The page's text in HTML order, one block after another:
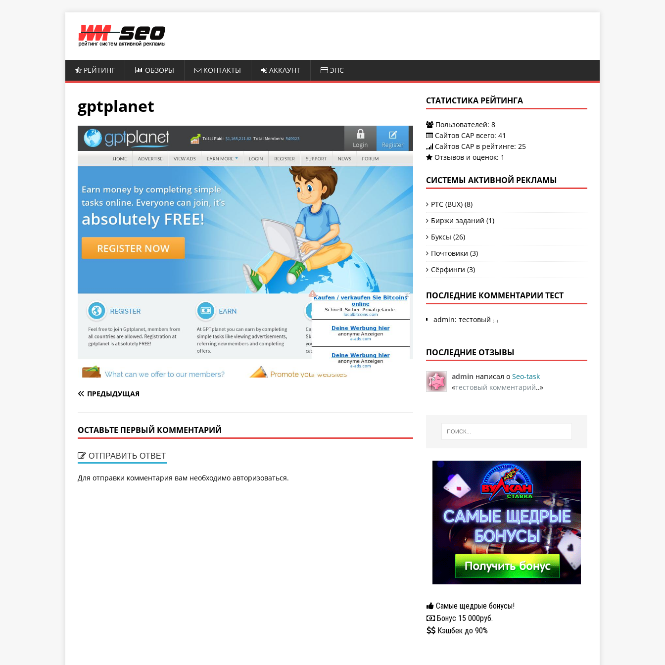
РЕЙТИНГ ОБЗОРЫ КОНТАКТЫ АККАУНТ ЭПС
gptplanet
ПРЕДЫДУЩАЯ
ОСТАВЬТЕ ПЕРВЫЙ КОММЕНТАРИЙ
ОТПРАВИТЬ ОТВЕТ
Для отправки комментария вам необходимо авторизоваться.
СТАТИСТИКА РЕЙТИНГА
Пользователей: 8
Сайтов САР всего: 41
Сайтов САР в рейтинге: 25
Отзывов и оценок: 1
СИСТЕМЫ АКТИВНОЙ РЕКЛАМЫ
PTC (BUX)(8)
Биржи заданий (1)
Буксы (26)
Почтовики (3)
Сёрфинги (3)
ПОСЛЕДНИЕ КОММЕНТАРИИ ТЕСТ
admin: тестовый [...]
ПОСЛЕДНИЕ ОТЗЫВЫ
adminнаписал о Seo-task
«тестовый комментарий..»
Самые щедрые бонусы!
Бонус 15 000руб.
Кэшбек до 90%